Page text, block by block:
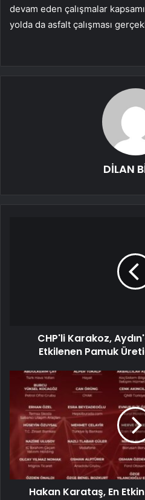
devam eden çalışmalar
yolda da asfalt çalışması
DİLAN
CHP'li Karakoz,
Etkilenen Pamuk
Hakan Karataş, En